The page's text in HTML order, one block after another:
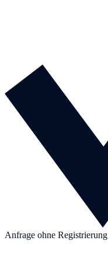
Anfrage ohne Registrierung